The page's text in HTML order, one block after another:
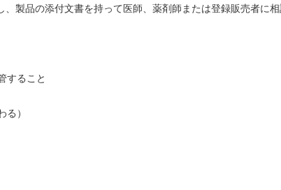
製品の添付文書を持って医師、薬剤師または登録販売者に
すること
）